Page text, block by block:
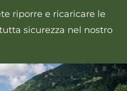
riporre e ricaricare le
sicurezza nel nostro